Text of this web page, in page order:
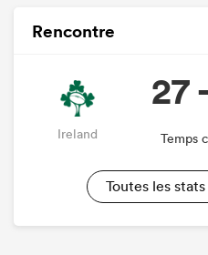
Rencontre
Ireland
27
Temps
Toutes les